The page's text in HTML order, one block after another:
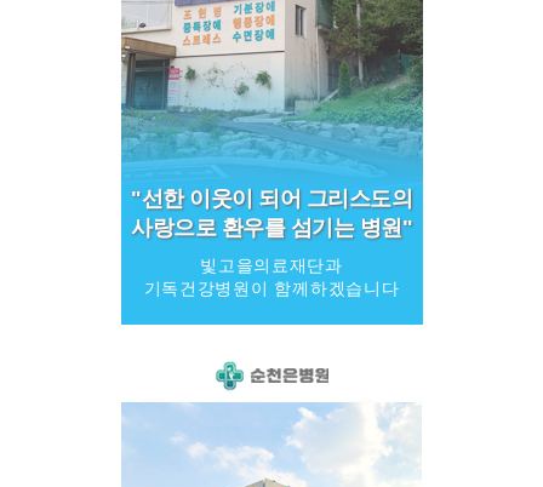
"선한 이웃이 되어 그리스도의
사랑으로 환우를 섬기는 병원"
빛고을의료재단과
기독건강병원이 함께하겠습니다